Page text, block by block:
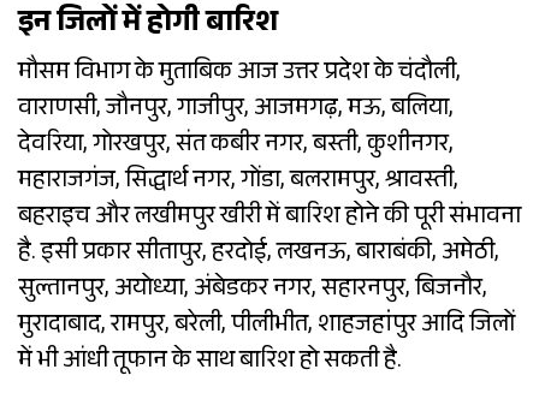
इन जिलों में होगी बारिश
मौसम विभाग के मुताबिक आज उत्तर प्रदेश के चंदौली,
वाराणसी, जौनपुर, गाजीपुर, आजमगढ़, मऊ, बलिया,
देवरिया, गोरखपुर, संत कबीर नगर, बस्ती, कुशीनगर,
महाराजगंज, सिद्धार्थ नगर, गोंडा, बलरामपुर, श्रावस्ती,
बहराइच और लखीमपुर खीरी में बारिश होने की पूरी संभावना
है. इसी प्रकार सीतापुर, हरदोई, लखनऊ, बाराबंकी, अमेठी,
सुल्तानपुर, अयोध्या, अंबेडकर नगर, सहारनपुर, बिजनौर,
मुरादाबाद, रामपुर, बरेली, पीलीभीत, शाहजहांपुर आदि जिलों
में भी आंधी तूफान के साथ बारिश हो सकती है.